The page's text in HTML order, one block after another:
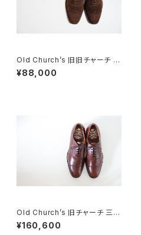
Old Church’s 旧旧チャーチ 二
都市 Buck 85D
¥88,000
Old Church’s 旧チャーチ 三都
市 CONSUL 85D DEADSTO
CK
¥160,600